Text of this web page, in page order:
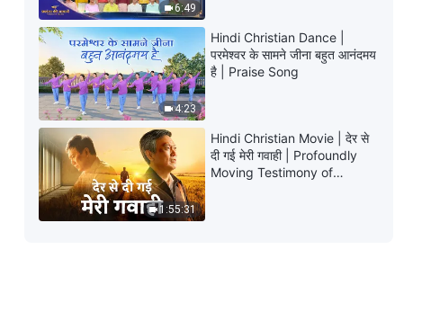
36:05 6:49
4:23
Hindi Christian Dance |
परमेश्वर के सामने जीना बहुत आनंदमय
है | Praise Song
1:55:31
Hindi Christian Movie | देर से
दी गई मेरी गवाही | Profoundly
Moving Testimony of